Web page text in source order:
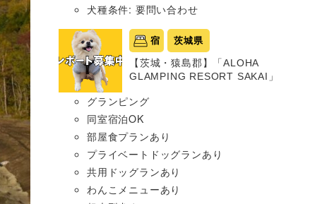
犬種条件: 要問い合わせ
宿 茨城県
【茨城・猿島郡】「ALOHA
GLAMPING RESORT SAKAI」
グランピング
同室宿泊OK
部屋食プランあり
プライベートドッグランあり
共用ドッグランあり
わんこメニューあり